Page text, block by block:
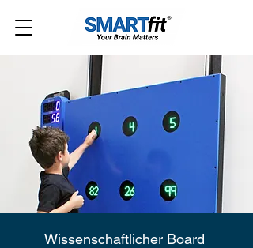
Wissenschaftlicher Board